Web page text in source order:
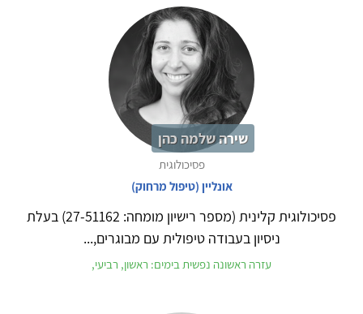
שירה שלמה כהן
פסיכולוגית
אונליין (טיפול מרחוק)
פסיכולוגית קלינית (מספר רישיון מומחה: 27-51162) בעלת
ניסיון בעבודה טיפולית עם מבוגרים,...
עזרה ראשונה נפשית בימים: ראשון, רביעי,